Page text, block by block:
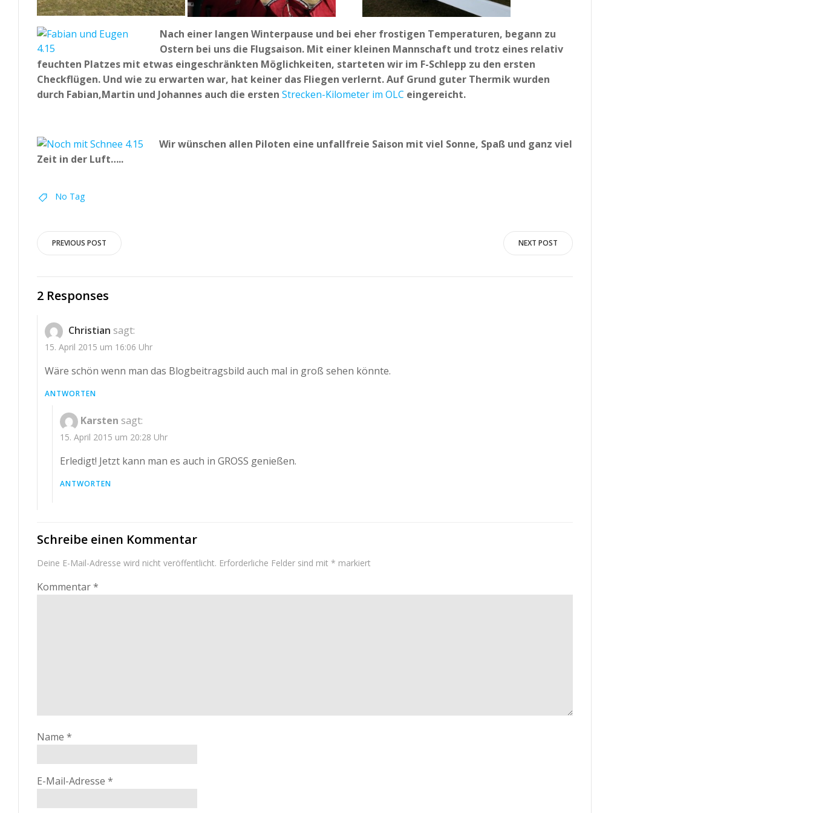
Nach einer langen Winterpause und bei eher frostigen Temperaturen, begann zu
Ostern bei uns die Flugsaison. Mit einer kleinen Mannschaft und trotz eines relativ
feuchten Platzes mit etwas eingeschränkten Möglichkeiten, starteten wir im F-Schlepp zu den ersten
Checkflügen. Und wie zu erwarten war, hat keiner das Fliegen verlernt. Auf Grund guter Thermik wurden
durch Fabian,Martin und Johannes auch die ersten Strecken-Kilometer im OLC eingereicht.
Wir wünschen allen Piloten eine unfallfreie Saison mit viel Sonne, Spaß und ganz viel
Zeit in der Luft…..
No Tag
Post
navigation
PREVIOUS POST
navigation
NEXT POST
2 Responses
Christian sagt:
15. April 2015 um 16:06 Uhr
Wäre schön wenn man das Blogbeitragsbild auch mal in groß sehen könnte.
ANTWORTEN
Karsten sagt:
15. April 2015 um 20:28 Uhr
Erledigt! Jetzt kann man es auch in GROSS genießen.
ANTWORTEN
Schreibe einen Kommentar
Deine E-Mail-Adresse wird nicht veröffentlicht. Erforderliche Felder sind mit * markiert
Kommentar*
Name *
E-Mail-Adresse *